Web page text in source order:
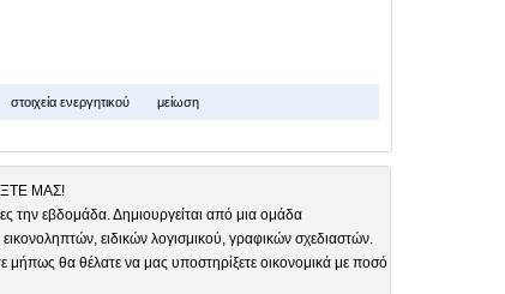
στοιχεία ενεργητικού μείωση
ΜΑΣ!
την εβδομάδα. Δημιουργείται από μια ομάδα
ειδικών λογισμικού, γραφικών σχεδιαστών.
μήπως θα θέλατε να μας υποστηρίξετε οικονομικά με ποσό